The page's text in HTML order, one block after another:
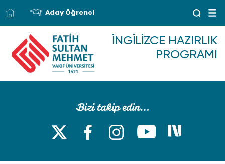
Aday Öğrenci
İNGILIZCE HAZIRLIK
PROGRAMI